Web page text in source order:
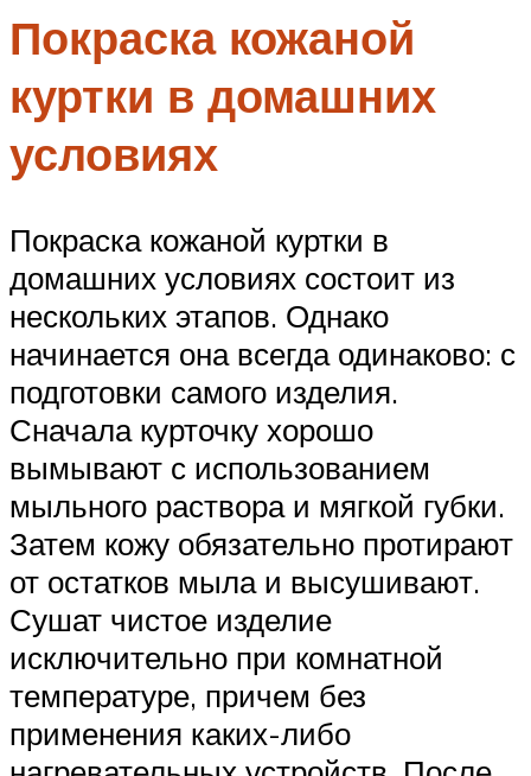
Покраска кожаной
куртки в домашних
условиях
Покраска кожаной куртки в
домашних условиях состоит из
нескольких этапов. Однако
начинается она всегда одинаково: с
подготовки самого изделия.
Сначала курточку хорошо
вымывают с использованием
мыльного раствора и мягкой губки.
Затем кожу обязательно протирают
от остатков мыла и высушивают.
Сушат чистое изделие
исключительно при комнатной
температуре, причем без
применения каких-либо